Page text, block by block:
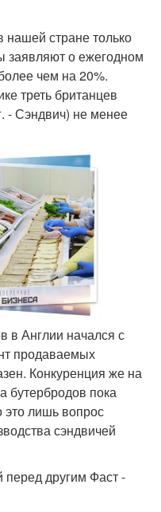
стране только
заявляют о ежегодном
чем на 20%.
треть британцев
- Сэндвич) не менее
в Англии начался с
продаваемых
Конкуренция же на
бутербродов пока
это лишь вопрос
сэндвичей
другим Фаст -